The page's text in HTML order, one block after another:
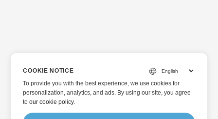
COOKIE NOTICE
To provide you with the best experience, we use cookies for
personalization, analytics, and ads. By using our site, you agree
toour cookie policy.